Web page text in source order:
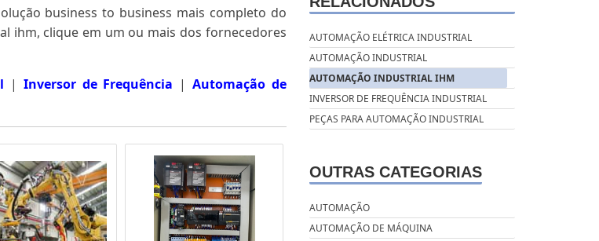
business to business mais completo do
ihm, clique em um ou mais dos fornecedores
| Inversor de Frequência | Automação de
AUTOMAÇÃO ELÉTRICA INDUSTRIAL
AUTOMAÇÃO INDUSTRIAL
AUTOMAÇÃO INDUSTRIAL IHM
INVERSOR DE FREQUÊNCIA INDUSTRIAL
PEÇAS PARA AUTOMAÇÃO INDUSTRIAL
OUTRAS CATEGORIAS
AUTOMAÇÃO
AUTOMAÇÃO DE MÁQUINA